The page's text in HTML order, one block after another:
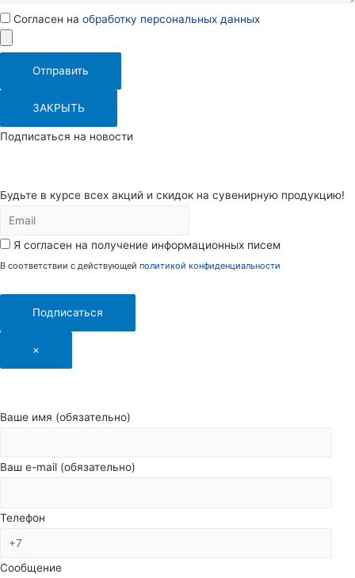
Согласен на обработку персональных данных
Отправить
ЗАКРЫТЬ
Подписаться на новости
Будьте в курсе всех акций и скидок на сувенирную продукцию!
Я согласен на получение информационных писем
В соответствии с действующей политикой конфиденциальности
Подписаться
×
Ваше имя (обязательно)
Ваш e-mail (обязательно)
Телефон
Сообщение